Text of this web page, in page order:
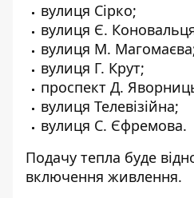
вулиця Сірко;
вулиця Є.
вулиця М.
вулиця Г. Крут;
проспект Д.
вулиця Телевізійна;
вулиця С. Єфремова.
Подачу тепла буде
включення живлення.